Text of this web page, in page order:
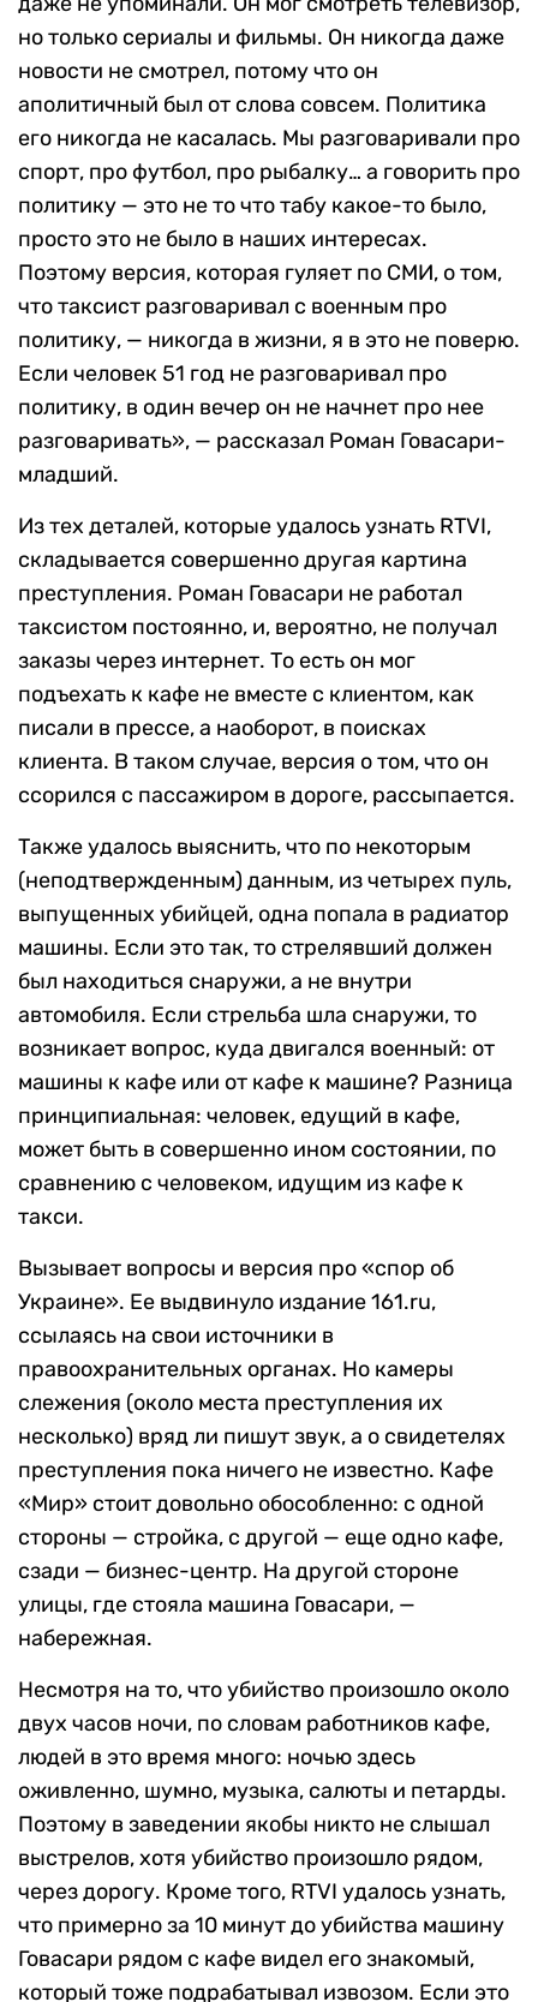
но только сериалы и фильмы. Он никогда даже
новости не смотрел, потому что он
аполитичный был от слова совсем. Политика
его никогда не касалась. Мы разговаривали про
спорт, про футбол, про рыбалку… а говорить про
политику — это не то что табу какое-то было,
просто это не было в наших интересах.
Поэтому версия, которая гуляет по СМИ, о том,
что таксист разговаривал с военным про
политику, — никогда в жизни, я в это не поверю.
Если человек 51 год не разговаривал про
политику, в один вечер он не начнет про нее
разговаривать», — рассказал Роман Говасари-
младший.
Из тех деталей, которые удалось узнать RTVI,
складывается совершенно другая картина
преступления. Роман Говасари не работал
таксистом постоянно, и, вероятно, не получал
заказы через интернет. То есть он мог
подъехать к кафе не вместе с клиентом, как
писали в прессе, а наоборот, в поисках
клиента. В таком случае, версия о том, что он
ссорился с пассажиром в дороге, рассыпается.
Также удалось выяснить, что по некоторым
(неподтвержденным) данным, из четырех пуль,
выпущенных убийцей, одна попала в радиатор
машины. Если это так, то стрелявший должен
был находиться снаружи, а не внутри
автомобиля. Если стрельба шла снаружи, то
возникает вопрос, куда двигался военный: от
машины к кафе или от кафе к машине? Разница
принципиальная: человек, едущий в кафе,
может быть в совершенно ином состоянии, по
сравнению с человеком, идущим из кафе к
такси.
Вызывает вопросы и версия про «спор об
Украине». Ее выдвинуло издание 161.ru,
ссылаясь на свои источники в
правоохранительных органах. Но камеры
слежения (около места преступления их
несколько) вряд ли пишут звук, а о свидетелях
преступления пока ничего не известно. Кафе
«Мир» стоит довольно обособленно: с одной
стороны — стройка, с другой — еще одно кафе,
сзади — бизнес-центр. На другой стороне
улицы, где стояла машина Говасари, —
набережная.
Несмотря на то, что убийство произошло около
двух часов ночи, по словам работников кафе,
людей в это время много: ночью здесь
оживленно, шумно, музыка, салюты и петарды.
Поэтому в заведении якобы никто не слышал
выстрелов, хотя убийство произошло рядом,
через дорогу. Кроме того, RTVI удалось узнать,
что примерно за 10 минут до убийства машину
Говасари рядом с кафе видел его знакомый,
который тоже подрабатывал извозом. Если это